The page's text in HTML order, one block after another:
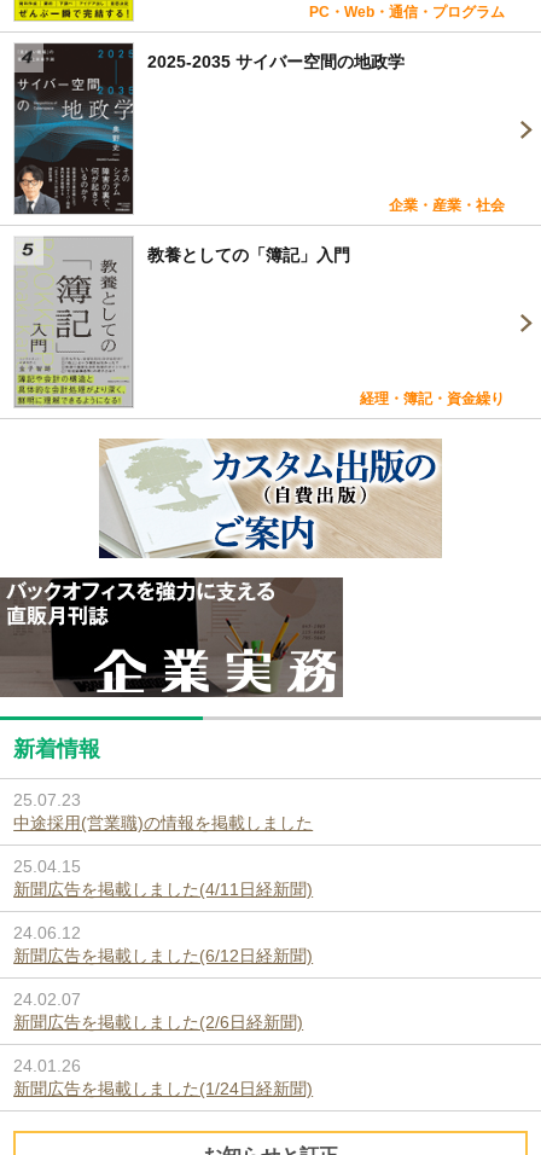
PC・Web・通信・プログラム
2025-2035 サイバー空間の地政学
企業・産業・社会
教養としての「簿記」入門
経理・簿記・資金繰り
新着情報
25.07.23
中途採用(営業職)の情報を掲載しました
25.04.15
新聞広告を掲載しました(4/11日経新聞)
24.06.12
新聞広告を掲載しました(6/12日経新聞)
24.02.07
新聞広告を掲載しました(2/6日経新聞)
24.01.26
新聞広告を掲載しました(1/24日経新聞)